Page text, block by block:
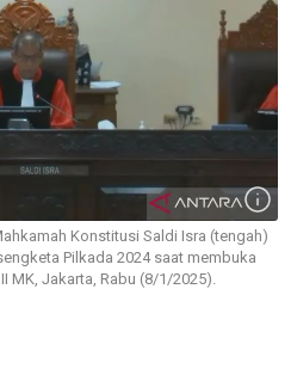
Konstitusi Saldi Isra (tengah)
Pilkada 2024 saat membuka
MK, Jakarta, Rabu (8/1/2025).